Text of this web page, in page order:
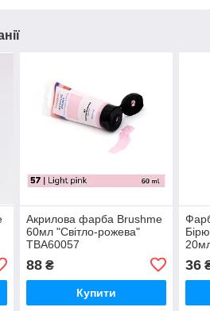
Акрилова фарба Brushme
60мл "Світло-рожева"
TBA60057
88₴
Купити
36